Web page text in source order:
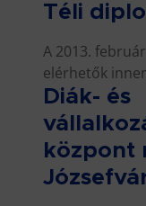
Téli
A 2013.
elérhetők
Diák- és
központ